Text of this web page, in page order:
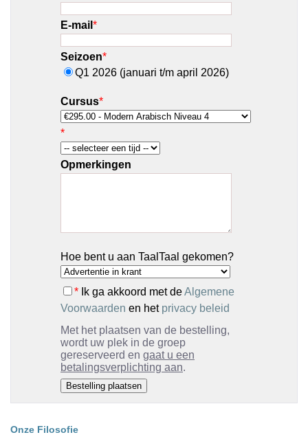
E-mail *
Seizoen*
Q1 2026 (januari t/m april 2026)
Cursus*
*
Opmerkingen
Hoe bent u aan TaalTaal gekomen?
* Ik ga akkoord met deAlgemene
Voorwaarden en het privacy beleid
Met het plaatsen van de bestelling,
wordt uw plek in de groep
gereserveerd en gaat u een
betalingsverplichting aan.
Onze Filosofie